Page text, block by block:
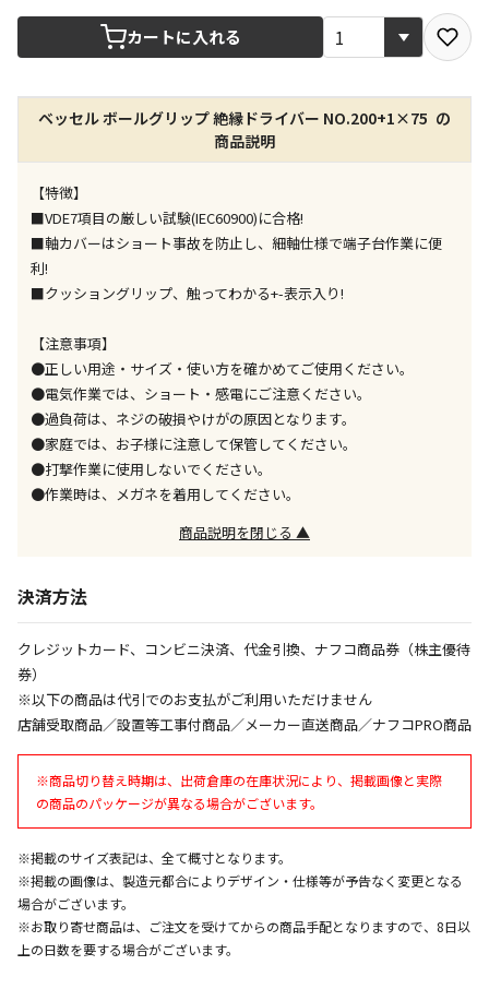
できません）
※同時購入の商品は、全て同じ店舗での受取となりま
お届けができません）
※同時購入の商品は、全て同じ店舗での受取となりま
す
委託業者によりお届けする商品です
が、ご購入手続きを分けてお買い求めください
※支払い方法の代金引換は選択できません。
※電話注文はできません。
宅配のみでお届けする商品です（店舗受取は選択でき
ません）
※「宅配・店舗受取」「宅配のみ」マークの商品のみ
同時購入が可能です
午前9時までのご注文確定した商品については、当日に
出荷いたします。
設置工事代金も含まれた商品です
お見積商品です。金額・施工日はお打ち合わせの上、
決定となります。
お見積商品です。金額・施工日はお打ち合わせの上、
決定となります。
カートに入れる
ベッセル ボールグリップ 絶縁ドライバー NO.200+1×75 の
商品説明
【特徴】
■VDE7項目の厳しい試験(IEC60900)に合格!
■軸カバーはショート事故を防止し、細軸仕様で端子台作業に便
利!
■クッショングリップ、触ってわかる+-表示入り!
【注意事項】
●正しい用途・サイズ・使い方を確かめてご使用ください。
●電気作業では、ショート・感電にご注意ください。
●過負荷は、ネジの破損やけがの原因となります。
●家庭では、お子様に注意して保管してください。
●打撃作業に使用しないでください。
●作業時は、メガネを着用してください。
商品説明を閉じる ▲
決済方法
クレジットカード、コンビニ決済、代金引換、ナフコ商品券（株主優待
券）
※以下の商品は代引でのお支払がご利用いただけません
店舗受取商品／設置等工事付商品／メーカー直送商品／ナフコPRO商品
※商品切り替え時期は、出荷倉庫の在庫状況により、掲載画像と実際
の商品のパッケージが異なる場合がございます。
※掲載のサイズ表記は、全て概寸となります。
※掲載の画像は、製造元都合によりデザイン・仕様等が予告なく変更となる
場合がございます。
※お取り寄せ商品は、ご注文を受けてからの商品手配となりますので、8日以
上の日数を要する場合がございます。